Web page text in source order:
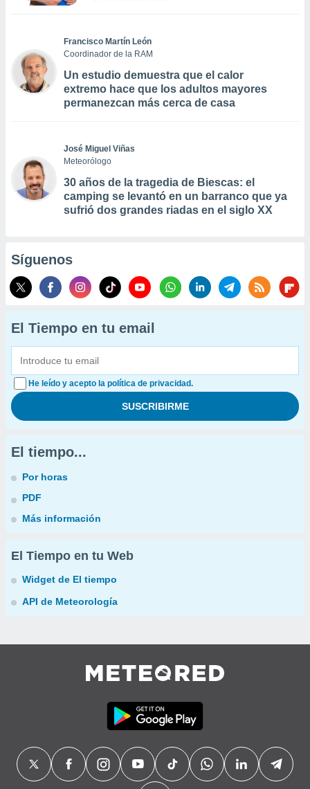
Francisco Martín León
Coordinador de la RAM
Un estudio demuestra que el calor
extremo hace que los adultos mayores
permanezcan más cerca de casa
José Miguel Viñas
Meteorólogo
30 años de la tragedia de Biescas: el
camping se levantó en un barranco que ya
sufrió dos grandes riadas en el siglo XX
Síguenos
El Tiempo en tu email
He leído y acepto la política de privacidad.
El tiempo...
Por horas
PDF
Más información
El Tiempo en tu Web
Widget de El tiempo
API de Meteorología